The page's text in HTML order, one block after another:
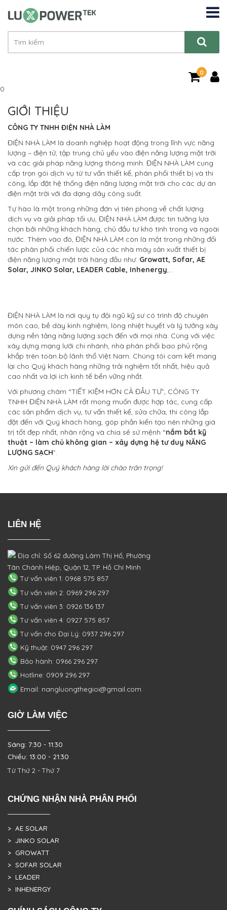
0
0
GIỚI THIỆU
CÔNG TY TNHH ĐIỆN NHÀ LÀM
ĐIỆN NHÀ LÀM là doanh nghiệp hoạt động trong lĩnh vực năng
lượng – điện tử, tập trung chủ yếu vào điện năng lượng mặt trời
và các giải pháp năng lượng thông minh. ĐIỆN NHÀ LÀM cung
cấp trọn gói dịch vụ từ tư vấn thiết kế, phân phối thiết bị và thi
công, lắp đặt hệ thống điện năng lượng mặt trời cho các dự án
điện mặt trời với đa dạng dãy công suất.
Tự hào là một trong những đơn vị tiên phong về chất lượng
dịch vụ và giải pháp tối ưu, ĐIỆN NHÀ LÀM được tin tưởng lựa
chọn bởi những khách hàng, chủ đầu tư khó tính trong và ngoài
nước. Thêm vào đó, ĐIỆN NHÀ LÀM còn là một trong những đối
tác phân phối chiến lược của các nhà máy sản xuất thiết bị
điện năng lượng mặt trời hàng đầu như: Growatt, Sofar, AE
Solar, JINKO Solar, LEADER Cable, Inhenergy,…
ĐIỆN NHÀ LÀM là nơi quy tụ đội ngũ kỹ sư có trình độ chuyên
môn cao, bề dày kinh nghiệm, lòng nhiệt huyết và lý tưởng xây
dựng nền tảng năng lượng sạch đến với mọi nhà. Cùng với việc
xây dựng mạng lưới chi nhánh, nhà phân phối bao phủ rộng
khắp trên toàn bộ lãnh thổ Việt Nam. Chúng tôi cam kết mang
lại cho Quý khách hàng những trải nghiệm tốt nhất, hiệu quả
cao nhất và lợi ích kinh tế bền vững nhất.
Với phương châm “TIẾT KIỆM HƠN CẢ ĐẦU TƯ”, CÔNG TY
TNHH ĐIỆN NHÀ LÀM rất mong muốn được hợp tác, cung cấp
các sản phẩm dịch vụ, tư vấn thiết kế, sửa chữa, thi công lắp
đặt đến với Quý khách hàng, góp phần kiến tạo nên những giá
trị tốt đẹp nhất, nhân rộng và chia sẻ sứ mệnh “nắm bắt kỹ
thuật – làm chủ không gian – xây dựng hệ tư duy NĂNG
LƯỢNG SẠCH”.
Xin gửi đến Quý khách hàng lời chào trân trọng!
LIÊN HỆ
Địa chỉ: Số 62 đường Lâm Thị Hố, Phường
Tân Chánh Hiệp, Quận 12, TP. Hồ Chí Minh
Tư vấn viên 1: 0968 575 857
Tư vấn viên 2: 0969 296 297
Tư vấn viên 3: 0926 136 137
Tư vấn viên 4: 0927 575 857
Tư vấn cho Đại Lý: 0937 296 297
Kỹ thuật: 0947 296 297
Bảo hành: 0966 296 297
Hotline: 0909 296 297
Email: nangluongthegioi@gmail.com
GIỜ LÀM VIỆC
Sáng: 7:30 - 11:30
Chiều: 13:00 - 21:30
Từ Thứ 2 - Thứ 7
CHỨNG NHẬN NHÀ PHÂN PHỐI
> AE SOLAR
> JINKO SOLAR
> GROWATT
> SOFAR SOLAR
> LEADER
> INHENERGY